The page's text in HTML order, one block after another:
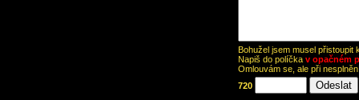
Bohužel jsem musel přistoupit
Napiš do políčka v opačném
Omlouvám se, ale při
720